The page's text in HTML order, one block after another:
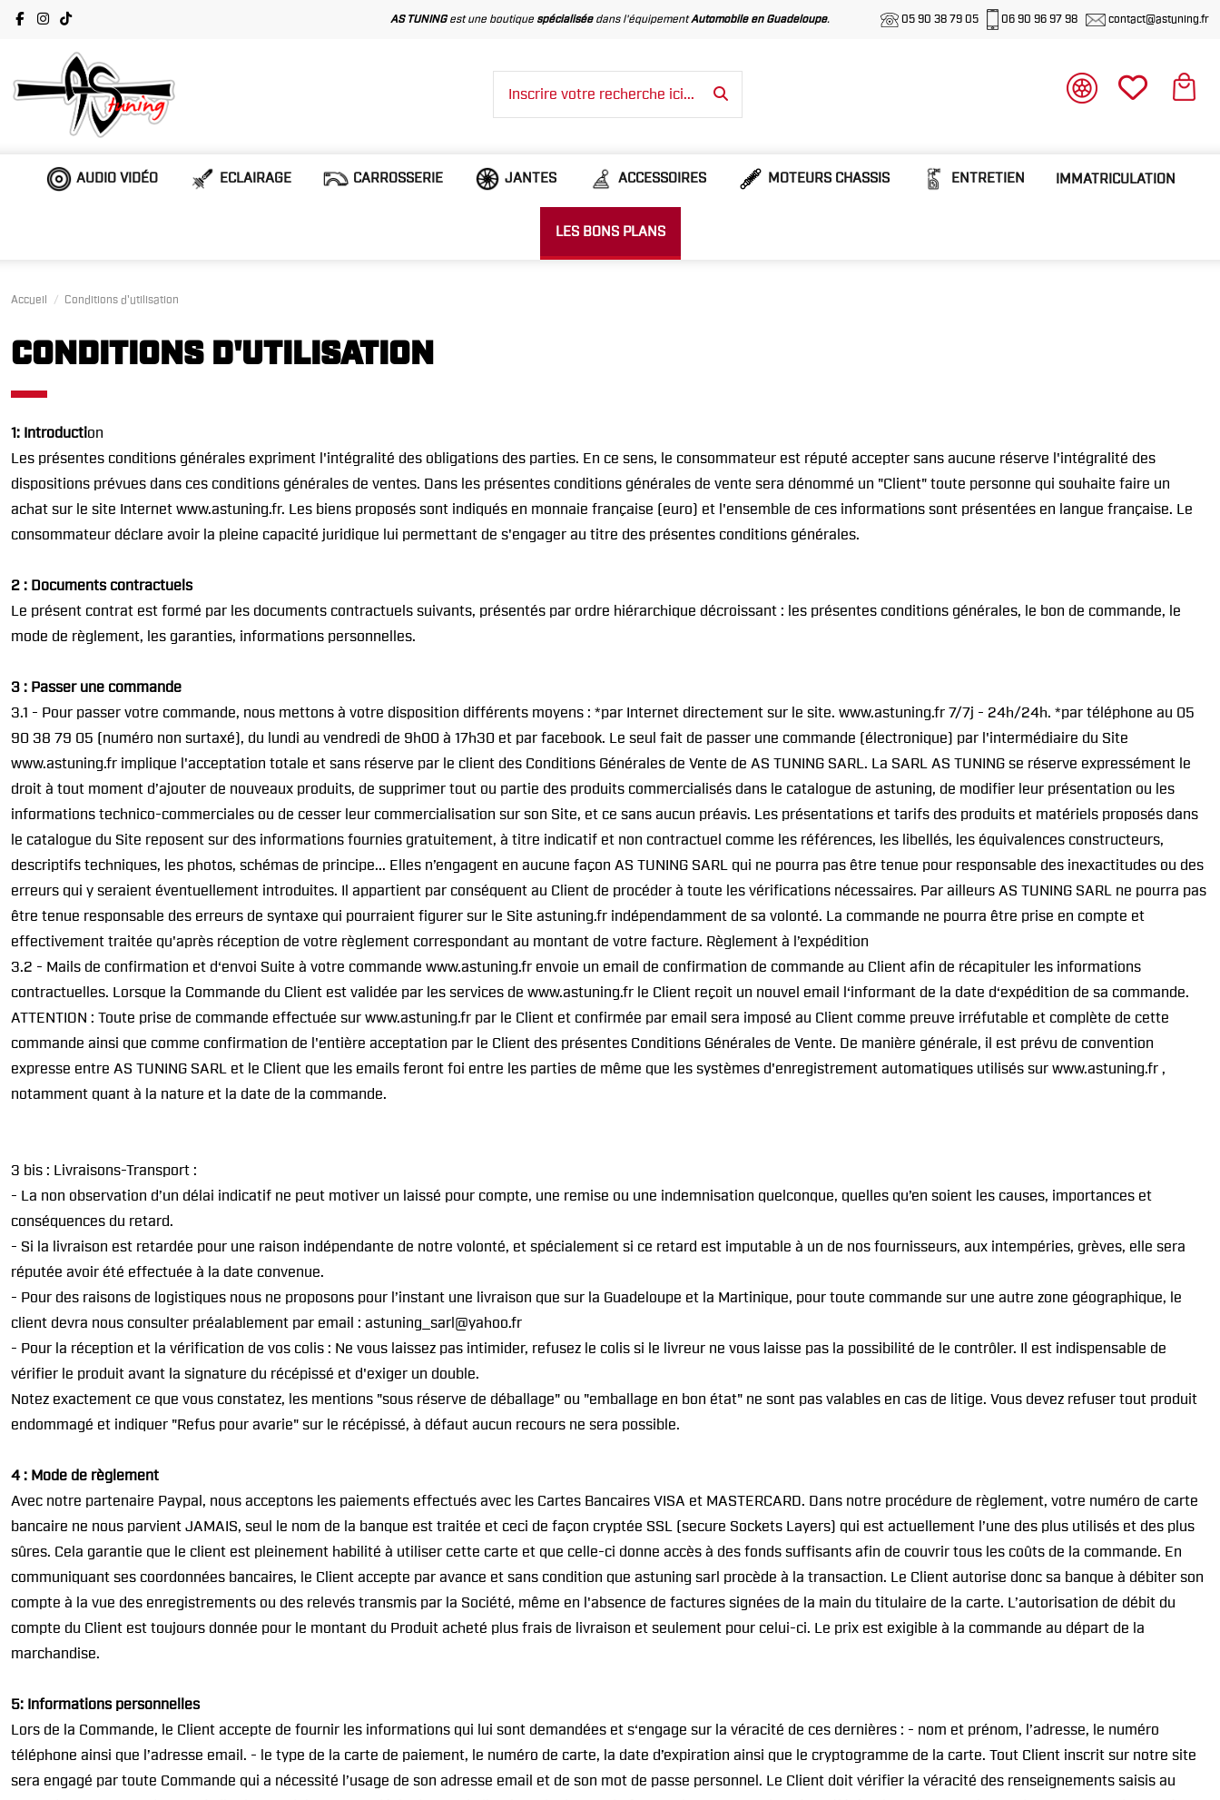
AS TUNINGest une boutique spécialiséedans l'équipementAutomobile en Guadeloupe. 05 90 38 79 05 06 90 96 97 98 contact@astuning.fr
AUDIO VIDÉO ECLAIRAGE CARROSSERIE JANTES ACCESSOIRES MOTEURS CHASSIS ENTRETIEN IMMATRICULATION
LES BONS PLANS
Accueil Conditions d'utilisation
CONDITIONS D'UTILISATION
1: Introduction
Les présentes conditions générales expriment l'intégralité des obligations des parties. En ce sens, le consommateur est réputé accepter sans aucune réserve l'intégralité des
dispositions prévues dans ces conditions générales de ventes. Dans les présentes conditions générales de vente sera dénommé un "Client" toute personne qui souhaite faire un
achat sur le site Internet www.astuning.fr. Les biens proposés sont indiqués en monnaie française (euro) et l'ensemble de ces informations sont présentées en langue française. Le
consommateur déclare avoir la pleine capacité juridique lui permettant de s'engager au titre des présentes conditions générales.
2 : Documents contractuels
Le présent contrat est formé par les documents contractuels suivants, présentés par ordre hiérarchique décroissant : les présentes conditions générales, le bon de commande, le
mode de règlement, les garanties, informations personnelles.
3 : Passer une commande
3.1 - Pour passer votre commande, nous mettons à votre disposition différents moyens : *par Internet directement sur le site. www.astuning.fr 7/7j - 24h/24h. *par téléphone au 05
90 38 79 05 (numéro non surtaxé), du lundi au vendredi de 9h00 à 17h30 et par facebook. Le seul fait de passer une commande (électronique) par l'intermédiaire du Site
www.astuning.fr implique l'acceptation totale et sans réserve par le client des Conditions Générales de Vente de AS TUNING SARL. La SARL AS TUNING se réserve expressément le
droit à tout moment d’ajouter de nouveaux produits, de supprimer tout ou partie des produits commercialisés dans le catalogue de astuning, de modifier leur présentation ou les
informations technico-commerciales ou de cesser leur commercialisation sur son Site, et ce sans aucun préavis. Les présentations et tarifs des produits et matériels proposés dans
le catalogue du Site reposent sur des informations fournies gratuitement, à titre indicatif et non contractuel comme les références, les libellés, les équivalences constructeurs,
descriptifs techniques, les photos, schémas de principe... Elles n’engagent en aucune façon AS TUNING SARL qui ne pourra pas être tenue pour responsable des inexactitudes ou des
erreurs qui y seraient éventuellement introduites. Il appartient par conséquent au Client de procéder à toute les vérifications nécessaires. Par ailleurs AS TUNING SARL ne pourra pas
être tenue responsable des erreurs de syntaxe qui pourraient figurer sur le Site astuning.fr indépendamment de sa volonté. La commande ne pourra être prise en compte et
effectivement traitée qu'après réception de votre règlement correspondant au montant de votre facture. Règlement à l’expédition
3.2 - Mails de confirmation et d‘envoi Suite à votre commande www.astuning.fr envoie un email de confirmation de commande au Client afin de récapituler les informations
contractuelles. Lorsque la Commande du Client est validée par les services de www.astuning.fr le Client reçoit un nouvel email l‘informant de la date d‘expédition de sa commande.
ATTENTION : Toute prise de commande effectuée sur www.astuning.fr par le Client et confirmée par email sera imposé au Client comme preuve irréfutable et complète de cette
commande ainsi que comme confirmation de l'entière acceptation par le Client des présentes Conditions Générales de Vente. De manière générale, il est prévu de convention
expresse entre AS TUNING SARL et le Client que les emails feront foi entre les parties de même que les systèmes d'enregistrement automatiques utilisés sur www.astuning.fr ,
notamment quant à la nature et la date de la commande.
3 bis : Livraisons-Transport :
- La non observation d’un délai indicatif ne peut motiver un laissé pour compte, une remise ou une indemnisation quelconque, quelles qu’en soient les causes, importances et
conséquences du retard.
- Si la livraison est retardée pour une raison indépendante de notre volonté, et spécialement si ce retard est imputable à un de nos fournisseurs, aux intempéries, grèves, elle sera
réputée avoir été effectuée à la date convenue.
- Pour des raisons de logistiques nous ne proposons pour l’instant une livraison que sur la Guadeloupe et la Martinique, pour toute commande sur une autre zone géographique, le
client devra nous consulter préalablement par email : astuning_sarl@yahoo.fr
- Pour la réception et la vérification de vos colis : Ne vous laissez pas intimider, refusez le colis si le livreur ne vous laisse pas la possibilité de le contrôler. Il est indispensable de
vérifier le produit avant la signature du récépissé et d'exiger un double.
Notez exactement ce que vous constatez, les mentions "sous réserve de déballage" ou "emballage en bon état" ne sont pas valables en cas de litige. Vous devez refuser tout produit
endommagé et indiquer "Refus pour avarie" sur le récépissé, à défaut aucun recours ne sera possible.
4 : Mode de règlement
Avec notre partenaire Paypal, nous acceptons les paiements effectués avec les Cartes Bancaires VISA et MASTERCARD. Dans notre procédure de règlement, votre numéro de carte
bancaire ne nous parvient JAMAIS, seul le nom de la banque est traitée et ceci de façon cryptée SSL (secure Sockets Layers) qui est actuellement l’une des plus utilisés et des plus
sûres. Cela garantie que le client est pleinement habilité à utiliser cette carte et que celle-ci donne accès à des fonds suffisants afin de couvrir tous les coûts de la commande. En
communiquant ses coordonnées bancaires, le Client accepte par avance et sans condition que astuning sarl procède à la transaction. Le Client autorise donc sa banque à débiter son
compte à la vue des enregistrements ou des relevés transmis par la Société, même en l'absence de factures signées de la main du titulaire de la carte. L’autorisation de débit du
compte du Client est toujours donnée pour le montant du Produit acheté plus frais de livraison et seulement pour celui-ci. Le prix est exigible à la commande au départ de la
marchandise.
5: Informations personnelles
Lors de la Commande, le Client accepte de fournir les informations qui lui sont demandées et s‘engage sur la véracité de ces dernières : - nom et prénom, l’adresse, le numéro
téléphone ainsi que l’adresse email. - le type de la carte de paiement, le numéro de carte, la date d’expiration ainsi que le cryptogramme de la carte. Tout Client inscrit sur notre site
sera engagé par toute Commande qui a nécessité l’usage de son adresse email et de son mot de passe personnel. Le Client doit vérifier la véracité des renseignements saisis au